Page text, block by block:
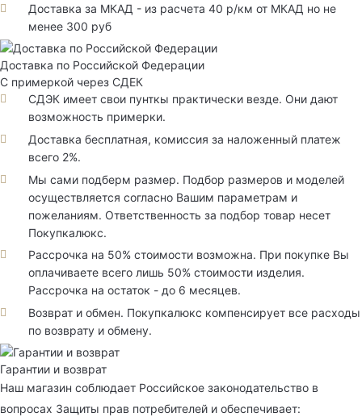
Доставка за МКАД - из расчета 40 р/км от МКАД но не
менее 300 руб
Доставка по Российской Федерации
С примеркой через СДЕК
СДЭК имеет свои пунткы практически везде. Они дают
возможность примерки.
Доставка бесплатная, комиссия за наложенный платеж
всего 2%.
Мы сами подберм размер. Подбор размеров и моделей
осуществляется согласно Вашим параметрам и
пожеланиям. Ответственность за подбор товар несет
Покупкалюкс.
Рассрочка на 50% стоимости возможна. При покупке Вы
оплачиваете всего лишь 50% стоимости изделия.
Рассрочка на остаток - до 6 месяцев.
Возврат и обмен. Покупкалюкс компенсирует все расходы
по возврату и обмену.
Гарантии и возврат
Наш магазин соблюдает Российское законодательство в
вопросах Защиты прав потребителей и обеспечивает: